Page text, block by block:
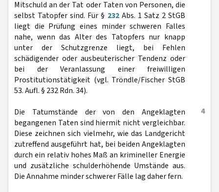
Mitschuld an der Tat oder Taten von Personen, die
selbst Tatopfer sind. Für § 232Abs. 1 Satz 2 StGB
liegt die Prüfung eines minder schweren Falles
nahe, wenn das Alter des Tatopfers nur knapp
unter der Schutzgrenze liegt, bei Fehlen
schädigender oder ausbeuterischer Tendenz oder
bei der Veranlassung einer freiwilligen
Prostitutionstätigkeit (vgl. Tröndle/Fischer StGB
53. Aufl. § 232 Rdn. 34).
4
Die Tatumstände der von den Angeklagten
begangenen Taten sind hiermit nicht vergleichbar.
Diese zeichnen sich vielmehr, wie das Landgericht
zutreffend ausgeführt hat, bei beiden Angeklagten
durch ein relativ hohes Maß an krimineller Energie
und zusätzliche schulderhöhende Umstände aus.
Die Annahme minder schwerer Fälle lag daher fern.